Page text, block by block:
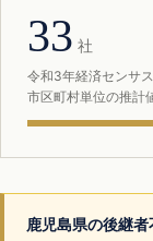
33 社
令和3年経済センサ
市区町村単位の推計
鹿児島県の後継